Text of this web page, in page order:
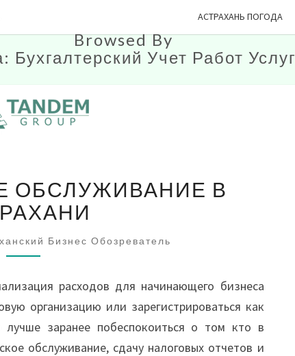
АСТРАХАНЬ ПОГОДА
Browsed By
Бухгалтерский Учет Работ Услуг
ОБСЛУЖИВАНИЕ
В
АСТРАХАНИ
ОБСЛУЖИВАНИЕ В
Бизнес Обозреватель
расходов для начинающего бизнеса
организацию или зарегистрироваться как
лучше заранее побеспокоиться о том кто в
обслуживание, сдачу налоговых отчетов и